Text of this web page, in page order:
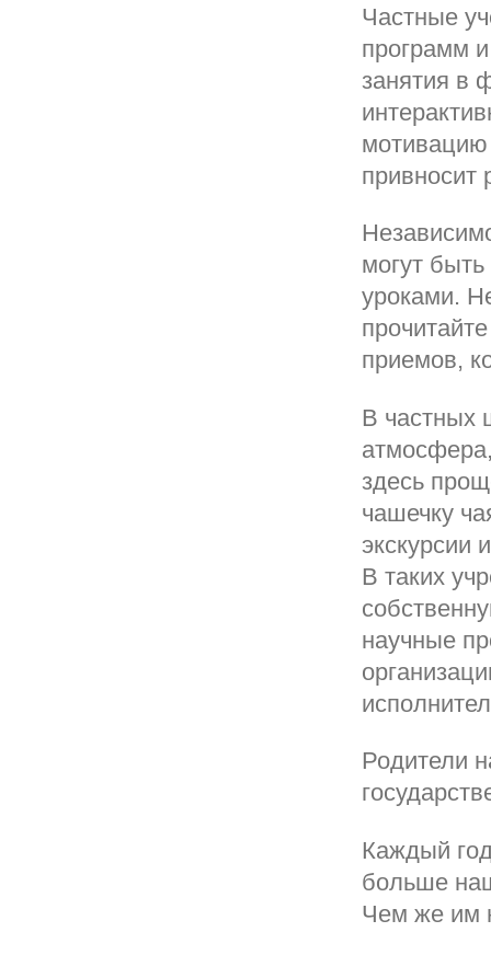
Частные
программ
занятия в
мотивацию
привносит
могут
уроками.
приемов,
В частных
здесь
чашечку
экскурсии
В таких
научные
Родители
Каждый
больше
Чем же им